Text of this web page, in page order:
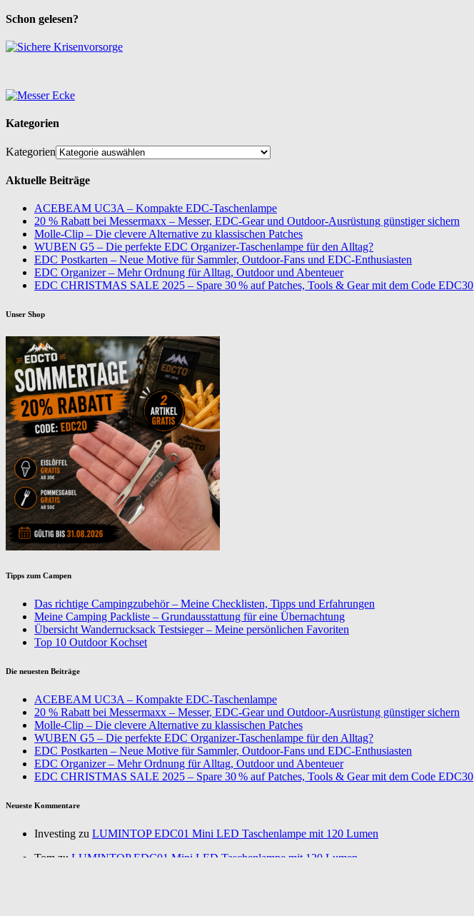
Schon gelesen?
Kategorien
Kategorien
Aktuelle Beiträge
ACEBEAM UC3A – Kompakte EDC-Taschenlampe
20 % Rabatt bei Messermaxx – Messer, EDC-Gear und Outdoor-Ausrüstung günstiger sichern
Molle-Clip – Die clevere Alternative zu klassischen Patches
WUBEN G5 – Die perfekte EDC Organizer-Taschenlampe für den Alltag?
EDC Postkarten – Neue Motive für Sammler, Outdoor-Fans und EDC-Enthusiasten
EDC Organizer – Mehr Ordnung für Alltag, Outdoor und Abenteuer
EDC CHRISTMAS SALE 2025 – Spare 30 % auf Patches, Tools & Gear mit dem Code EDC30
Unser Shop
Tipps zum Campen
Das richtige Campingzubehör – Meine Checklisten, Tipps und Erfahrungen
Meine Camping Packliste – Grundausstattung für eine Übernachtung
Übersicht Wanderrucksack Testsieger – Meine persönlichen Favoriten
Top 10 Outdoor Kochset
Die neuesten Beiträge
ACEBEAM UC3A – Kompakte EDC-Taschenlampe
20 % Rabatt bei Messermaxx – Messer, EDC-Gear und Outdoor-Ausrüstung günstiger sichern
Molle-Clip – Die clevere Alternative zu klassischen Patches
WUBEN G5 – Die perfekte EDC Organizer-Taschenlampe für den Alltag?
EDC Postkarten – Neue Motive für Sammler, Outdoor-Fans und EDC-Enthusiasten
EDC Organizer – Mehr Ordnung für Alltag, Outdoor und Abenteuer
EDC CHRISTMAS SALE 2025 – Spare 30 % auf Patches, Tools & Gear mit dem Code EDC30
Neueste Kommentare
Investing zu LUMINTOP EDC01 Mini LED Taschenlampe mit 120 Lumen
Tom zu LUMINTOP EDC01 Mini LED Taschenlampe mit 120 Lumen